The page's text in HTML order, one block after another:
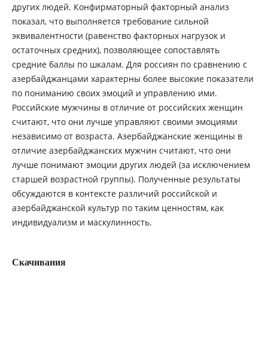
других людей. Конфирматорный факторный анализ
показал, что выполняется требование сильной
эквивалентности (равенство факторных нагрузок и
остаточных средних), позволяющее сопоставлять
средние баллы по шкалам. Для россиян по сравнению с
азербайджанцами характерны более высокие показатели
по пониманию своих эмоций и управлению ими.
Российские мужчины в отличие от российских женщин
считают, что они лучше управляют своими эмоциями
независимо от возраста. Азербайджанские женщины в
отличие азербайджанских мужчин считают, что они
лучше понимают эмоции других людей (за исключением
старшей возрастной группы). Полученные результаты
обсуждаются в контексте различий российской и
азербайджанской культур по таким ценностям, как
индивидуализм и маскулинность.
Скачивания